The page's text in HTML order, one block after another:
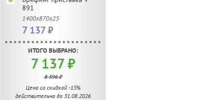
891
1400х870х25
7 137 ₽
ИТОГО ВЫБРАНО:
7 137 ₽
8 396 ₽
Цена со скидкой -15%
действительна до 31.08.2026